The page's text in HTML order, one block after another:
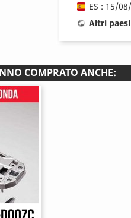
ES : 15/
Altri
COMPRATO ANCHE: